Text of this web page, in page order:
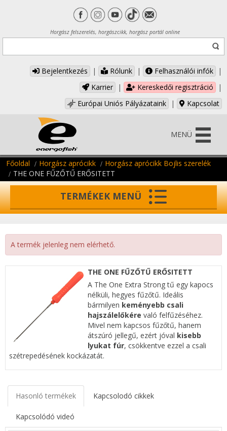
Horgász felszerelés, horgászcikk, horgász portál online
Bejelentkezés | Rólunk | Felhasználói infók
|
Karrier
| Kereskedői regisztráció
|
Európai Uniós Pályázataink
| Kapcsolat
MENÜ
Főoldal Horgász aprócikk
Horgász aprócikk Bojlis szerelék
THE ONE FŰZŐTŰ ERŐSITETT
TERMÉKEK MENÜ
A termék jelenleg nem elérhető.
THE ONE FŰZŐTŰ ERŐSITETT
A The One Extra Strong tű egy kapocs
nélküli, hegyes fűzőtű. Ideális
bármilyen keményebb csali
hajszálelőkére való felfűzéséhez.
Mivel nem kapcsos fűzőtű, hanem
átszúró jellegű, ezért jóval kisebb
lyukat fúr, csökkentve ezzel a csali
szétrepedésének kockázatát.
Hasonló termékek Kapcsolodó cikkek
Kapcsolódó videó